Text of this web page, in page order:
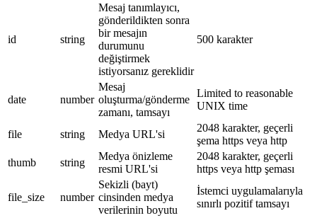
id string
Mesaj tanımlayıcı,
gönderildikten sonra
bir mesajın
durumunu
değiştirmek
istiyorsanız gereklidir
500 karakter
date number
Mesaj
oluşturma/gönderme
zamanı, tamsayı
Limited to reasonable
UNIX time
file string Medya URL'si
2048 karakter, geçerli
şema https veya http
thumb
string
Medya önizleme
resmi URL'si
2048 karakter, geçerli
https veya http şeması
file_size number
Sekizli (bayt)
cinsinden medya
verilerinin boyutu
İstemci uygulamalarıyla
sınırlı pozitif tamsayı